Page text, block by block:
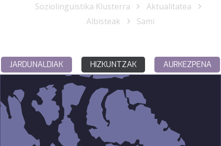
Soziolinguistika Klusterra
Aktualitatea
Albisteak
Sami
JARDUNALDIAK HIZKUNTZAK AURKEZPENA